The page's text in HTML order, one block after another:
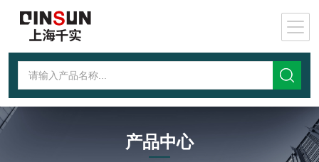
产品中心